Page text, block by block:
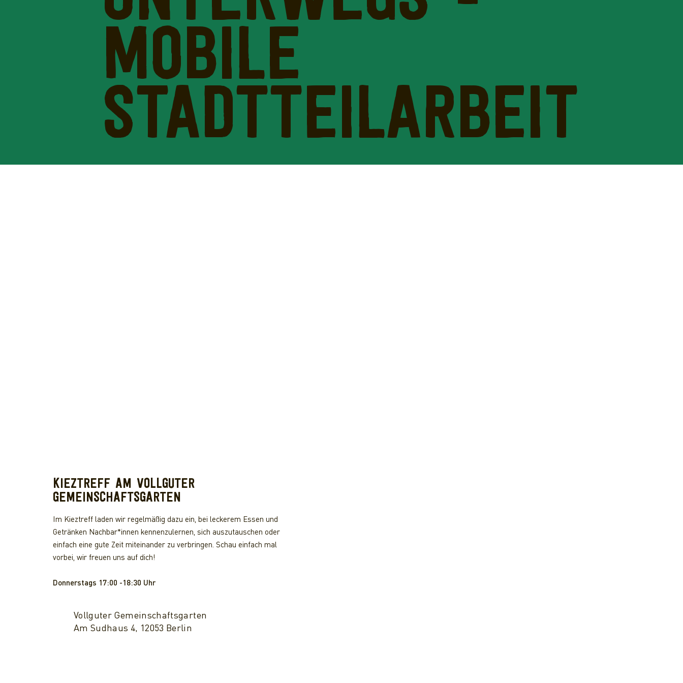
MOBILE
STADTTEILARBEIT
KIEZTREFF AM VOLLGUTER
GEMEINSCHAFTSGARTEN
Im Kieztreff laden wir regelmäßig dazu ein, bei leckerem Essen und
Getränken Nachbar*innen kennenzulernen, sich auszutauschen oder
einfach eine gute Zeit miteinander zu verbringen. Schau einfach mal
vorbei, wir freuen uns auf dich!
Donnerstags 17:00 -18:30 Uhr
Vollguter Gemeinschaftsgarten
Am Sudhaus 4, 12053 Berlin